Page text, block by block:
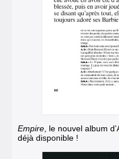
Empire, le nouvel album
déjà disponible !